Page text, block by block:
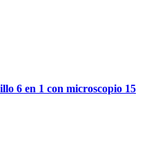
6 en 1 con microscopio 15